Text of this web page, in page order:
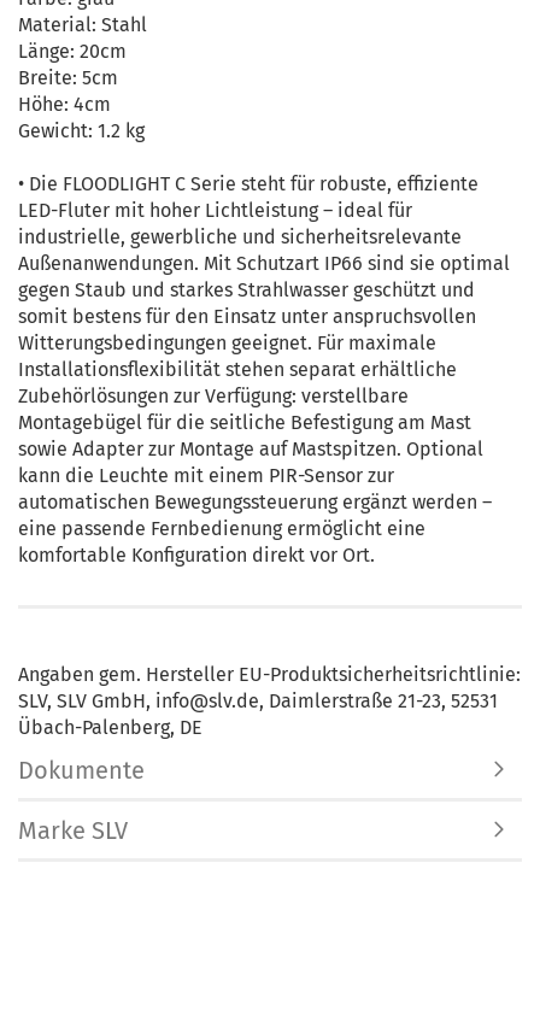
Material: Stahl
Länge: 20cm
Breite: 5cm
Höhe: 4cm
Gewicht: 1.2 kg
• Die FLOODLIGHT C Serie steht für robuste, effiziente
LED-Fluter mit hoher Lichtleistung – ideal für
industrielle, gewerbliche und sicherheitsrelevante
Außenanwendungen. Mit Schutzart IP66 sind sie optimal
gegen Staub und starkes Strahlwasser geschützt und
somit bestens für den Einsatz unter anspruchsvollen
Witterungsbedingungen geeignet. Für maximale
Installationsflexibilität stehen separat erhältliche
Zubehörlösungen zur Verfügung: verstellbare
Montagebügel für die seitliche Befestigung am Mast
sowie Adapter zur Montage auf Mastspitzen. Optional
kann die Leuchte mit einem PIR-Sensor zur
automatischen Bewegungssteuerung ergänzt werden –
eine passende Fernbedienung ermöglicht eine
komfortable Konfiguration direkt vor Ort.
Angaben gem. Hersteller EU-Produktsicherheitsrichtlinie:
SLV, SLV GmbH, info@slv.de, Daimlerstraße 21-23, 52531
Übach-Palenberg, DE
Dokumente
Marke SLV